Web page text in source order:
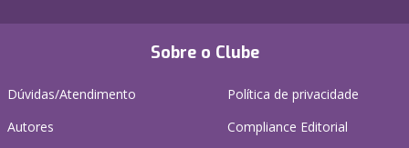
Sobre o Clube
Dúvidas/Atendimento
Autores
Política de privacidade
Compliance Editorial